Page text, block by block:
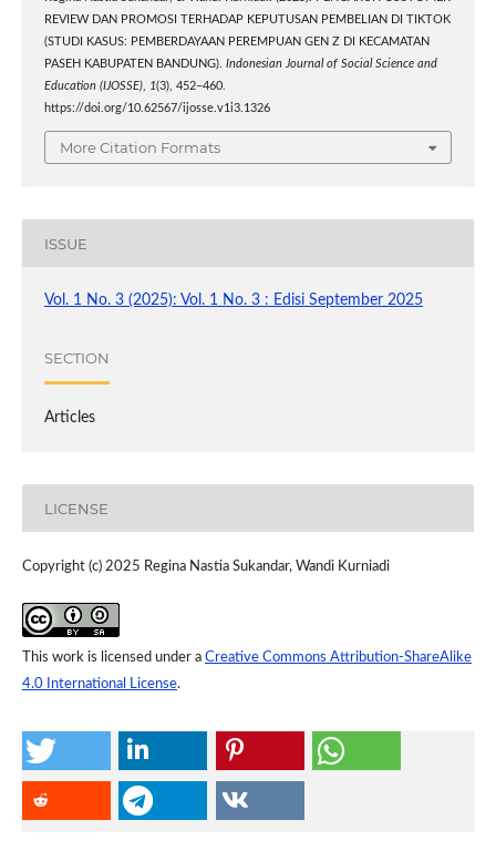
REVIEW DAN PROMOSI TERHADAP KEPUTUSAN PEMBELIAN DI TIKTOK
(STUDI KASUS: PEMBERDAYAAN PEREMPUAN GEN Z DI KECAMATAN
PASEH KABUPATEN BANDUNG). Indonesian Journal of Social Science and
Education (IJOSSE), 1(3), 452–460.
https://doi.org/10.62567/ijosse.v1i3.1326
More Citation Formats
ISSUE
Vol. 1 No. 3 (2025): Vol. 1 No. 3 : Edisi September 2025
SECTION
Articles
LICENSE
Copyright (c) 2025 Regina Nastia Sukandar, Wandi Kurniadi
This work is licensed under a Creative Commons Attribution-ShareAlike
4.0 International License.